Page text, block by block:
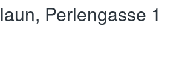
Perlengasse 1